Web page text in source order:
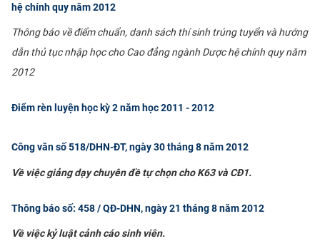
hệ chính quy năm 2012
Thông báo về điểm chuẩn, danh sách thí sinh trúng tuyển và hướng
dẫn thủ tục nhập học cho Cao đẳng ngành Dược hệ chính quy năm
2012
Điểm rèn luyện học kỳ 2 năm học 2011 - 2012
Công văn số 518/DHN-ĐT, ngày 30 tháng 8 năm 2012
​Về việc giảng dạy chuyên đề tự chọn cho K63 và CĐ1.
Thông báo số: 458 / QĐ-DHN, ngày 21 tháng 8 năm 2012
​Về việc kỷ luật cảnh cáo sinh viên.